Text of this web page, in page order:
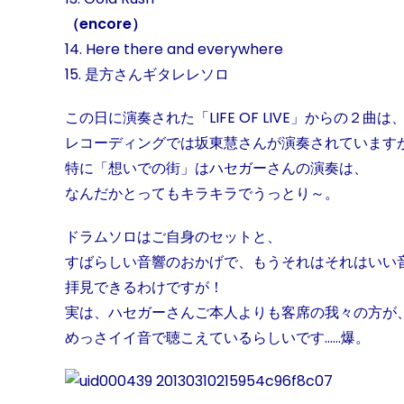
（encore）
14. Here there and everywhere
15. 是方さんギタレレソロ
この日に演奏された「LIFE OF LIVE」からの２曲は、
レコーディングでは坂東慧さんが演奏されています
特に「想いでの街」はハセガーさんの演奏は、
なんだかとってもキラキラでうっとり～。
ドラムソロはご自身のセットと、
すばらしい音響のおかげで、もうそれはそれはいい
拝見できるわけですが！
実は、ハセガーさんご本人よりも客席の我々の方が、
めっさイイ音で聴こえているらしいです……爆。